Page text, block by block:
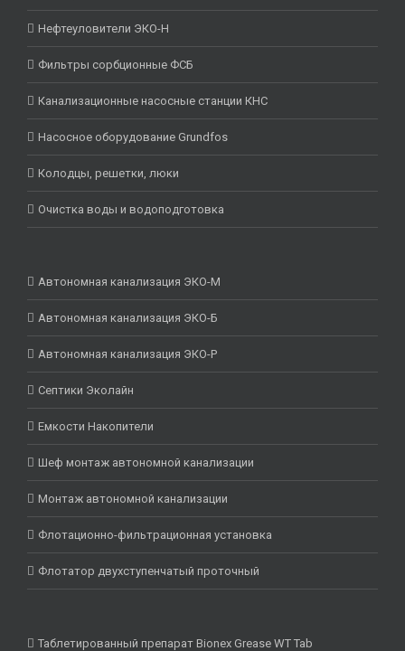
Нефтеуловители ЭКО-Н
Фильтры сорбционные ФСБ
Канализационные насосные станции КНС
Насосное оборудование Grundfos
Колодцы, решетки, люки
Очистка воды и водоподготовка
Автономная канализация ЭКО-М
Автономная канализация ЭКО-Б
Автономная канализация ЭКО-Р
Септики Эколайн
Емкости Накопители
Шеф монтаж автономной канализации
Монтаж автономной канализации
Флотационно-фильтрационная установка
Флотатор двухступенчатый проточный
Таблетированный препарат Bionex Grease WT Tab